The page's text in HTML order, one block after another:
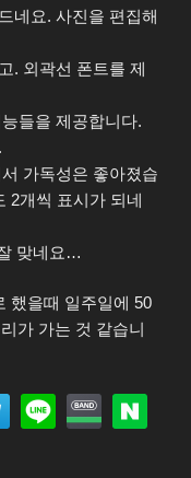
네요. 사진을 편집해
. 외곽선 폰트를 제
들을 제공합니다.
가독성은 좋아졌습
2개씩 표시가 되네
맞네요…
했을때 일주일에 50
가 가는 것 같습니